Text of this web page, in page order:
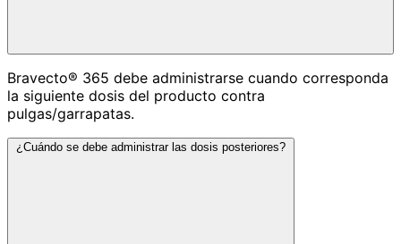
Bravecto® 365 debe administrarse cuando corresponda
la siguiente dosis del producto contra
pulgas/garrapatas.
¿Cuándo se debe administrar las dosis posteriores?